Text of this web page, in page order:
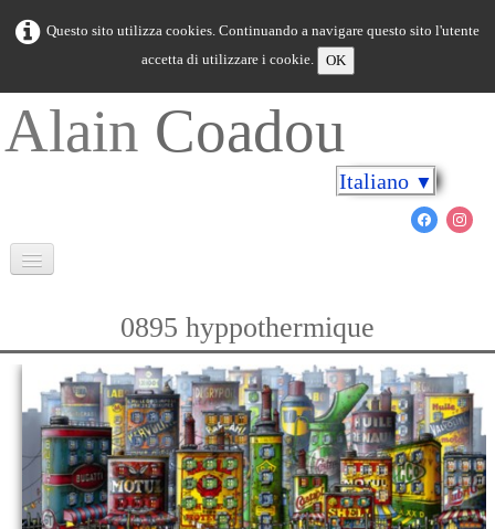
Questo sito utilizza cookies. Continuando a navigare questo sito l'utente
accetta di utilizzare i cookie.
OK
Alain Coadou
Italiano ▼
Bretagna in colori
Capo sulle rive
Il mondo marino
Nuovo
Commander
0895 hyppothermique